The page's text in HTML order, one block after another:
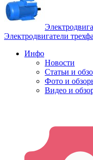
Электродвигатели
Инфо
Новости
Статьи и
Фото и
Видео и